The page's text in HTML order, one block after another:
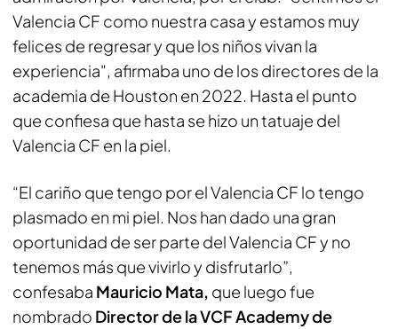
Valencia CF como nuestra casa y estamos muy
felices de regresar y que los niños vivan la
experiencia", afirmaba uno de los directores de la
academia de Houston en 2022. Hasta el punto
que confiesa que hasta se hizo un tatuaje del
Valencia CF en la piel.
“El cariño que tengo por el Valencia CF lo tengo
plasmado en mi piel. Nos han dado una gran
oportunidad de ser parte del Valencia CF y no
tenemos más que vivirlo y disfrutarlo”,
confesaba Mauricio Mata, que luego fue
nombrado Director de la VCF Academy de